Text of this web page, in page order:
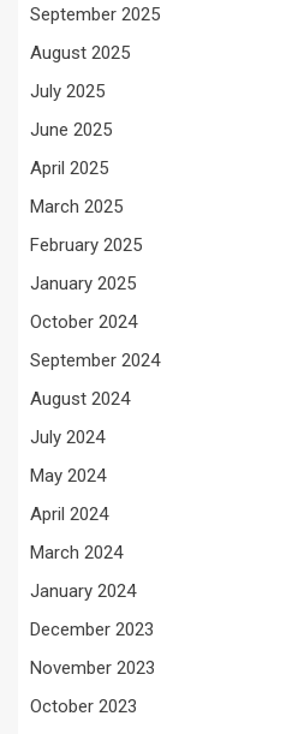
September 2025
August 2025
July 2025
June 2025
April 2025
March 2025
February 2025
January 2025
October 2024
September 2024
August 2024
July 2024
May 2024
April 2024
March 2024
January 2024
December 2023
November 2023
October 2023